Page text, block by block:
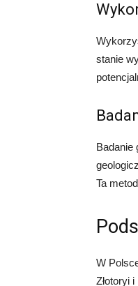
stanie
Badanie
Ta
W
Złotoryi